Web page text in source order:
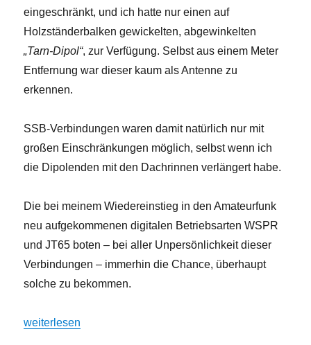
eingeschränkt, und ich hatte nur einen auf
Holzständerbalken gewickelten, abgewinkelten
„Tarn-Dipol“, zur Verfügung. Selbst aus einem Meter
Entfernung war dieser kaum als Antenne zu
erkennen.
SSB-Verbindungen waren damit natürlich nur mit
großen Einschränkungen möglich, selbst wenn ich
die Dipolenden mit den Dachrinnen verlängert habe.
Die bei meinem Wiedereinstieg in den Amateurfunk
neu aufgekommenen digitalen Betriebsarten WSPR
und JT65 boten – bei aller Unpersönlichkeit dieser
Verbindungen – immerhin die Chance, überhaupt
solche zu bekommen.
„Von schlechten Antennen, kleinen Leistungen und
weiterlesen